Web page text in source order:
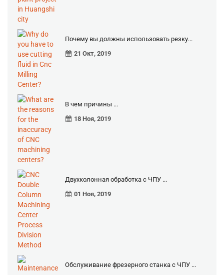
Почему вы должны использовать резку...
21 Окт, 2019
В чем причины ...
18 Ноя, 2019
Двухколонная обработка с ЧПУ ...
01 Ноя, 2019
Обслуживание фрезерного станка с ЧПУ ...